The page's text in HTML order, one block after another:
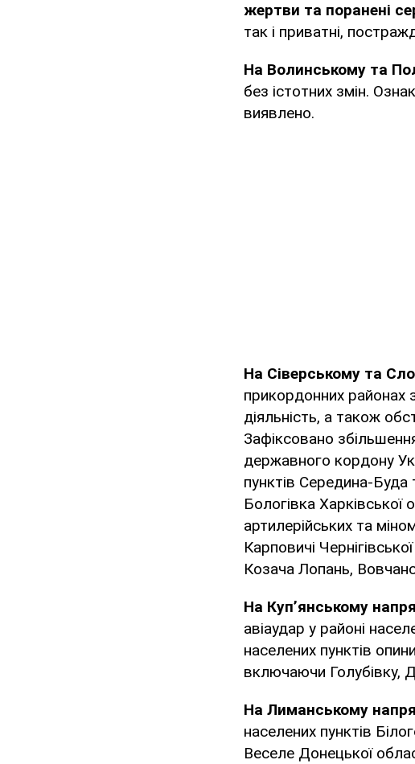
жертви та поранені
так і приватні,
На Волинському та
без істотних змін.
виявлено.
На Сіверському та
прикордонних районах
діяльність, а також
Зафіксовано
державного кордону
пунктів Середина-
Бологівка Харківської
артилерійських та
Карповичі
Козача Лопань,
На Куп’янському
авіаудар у районі
населених пунктів
включаючи Голубівку,
На Лиманському
населених пунктів
Веселе Донецької